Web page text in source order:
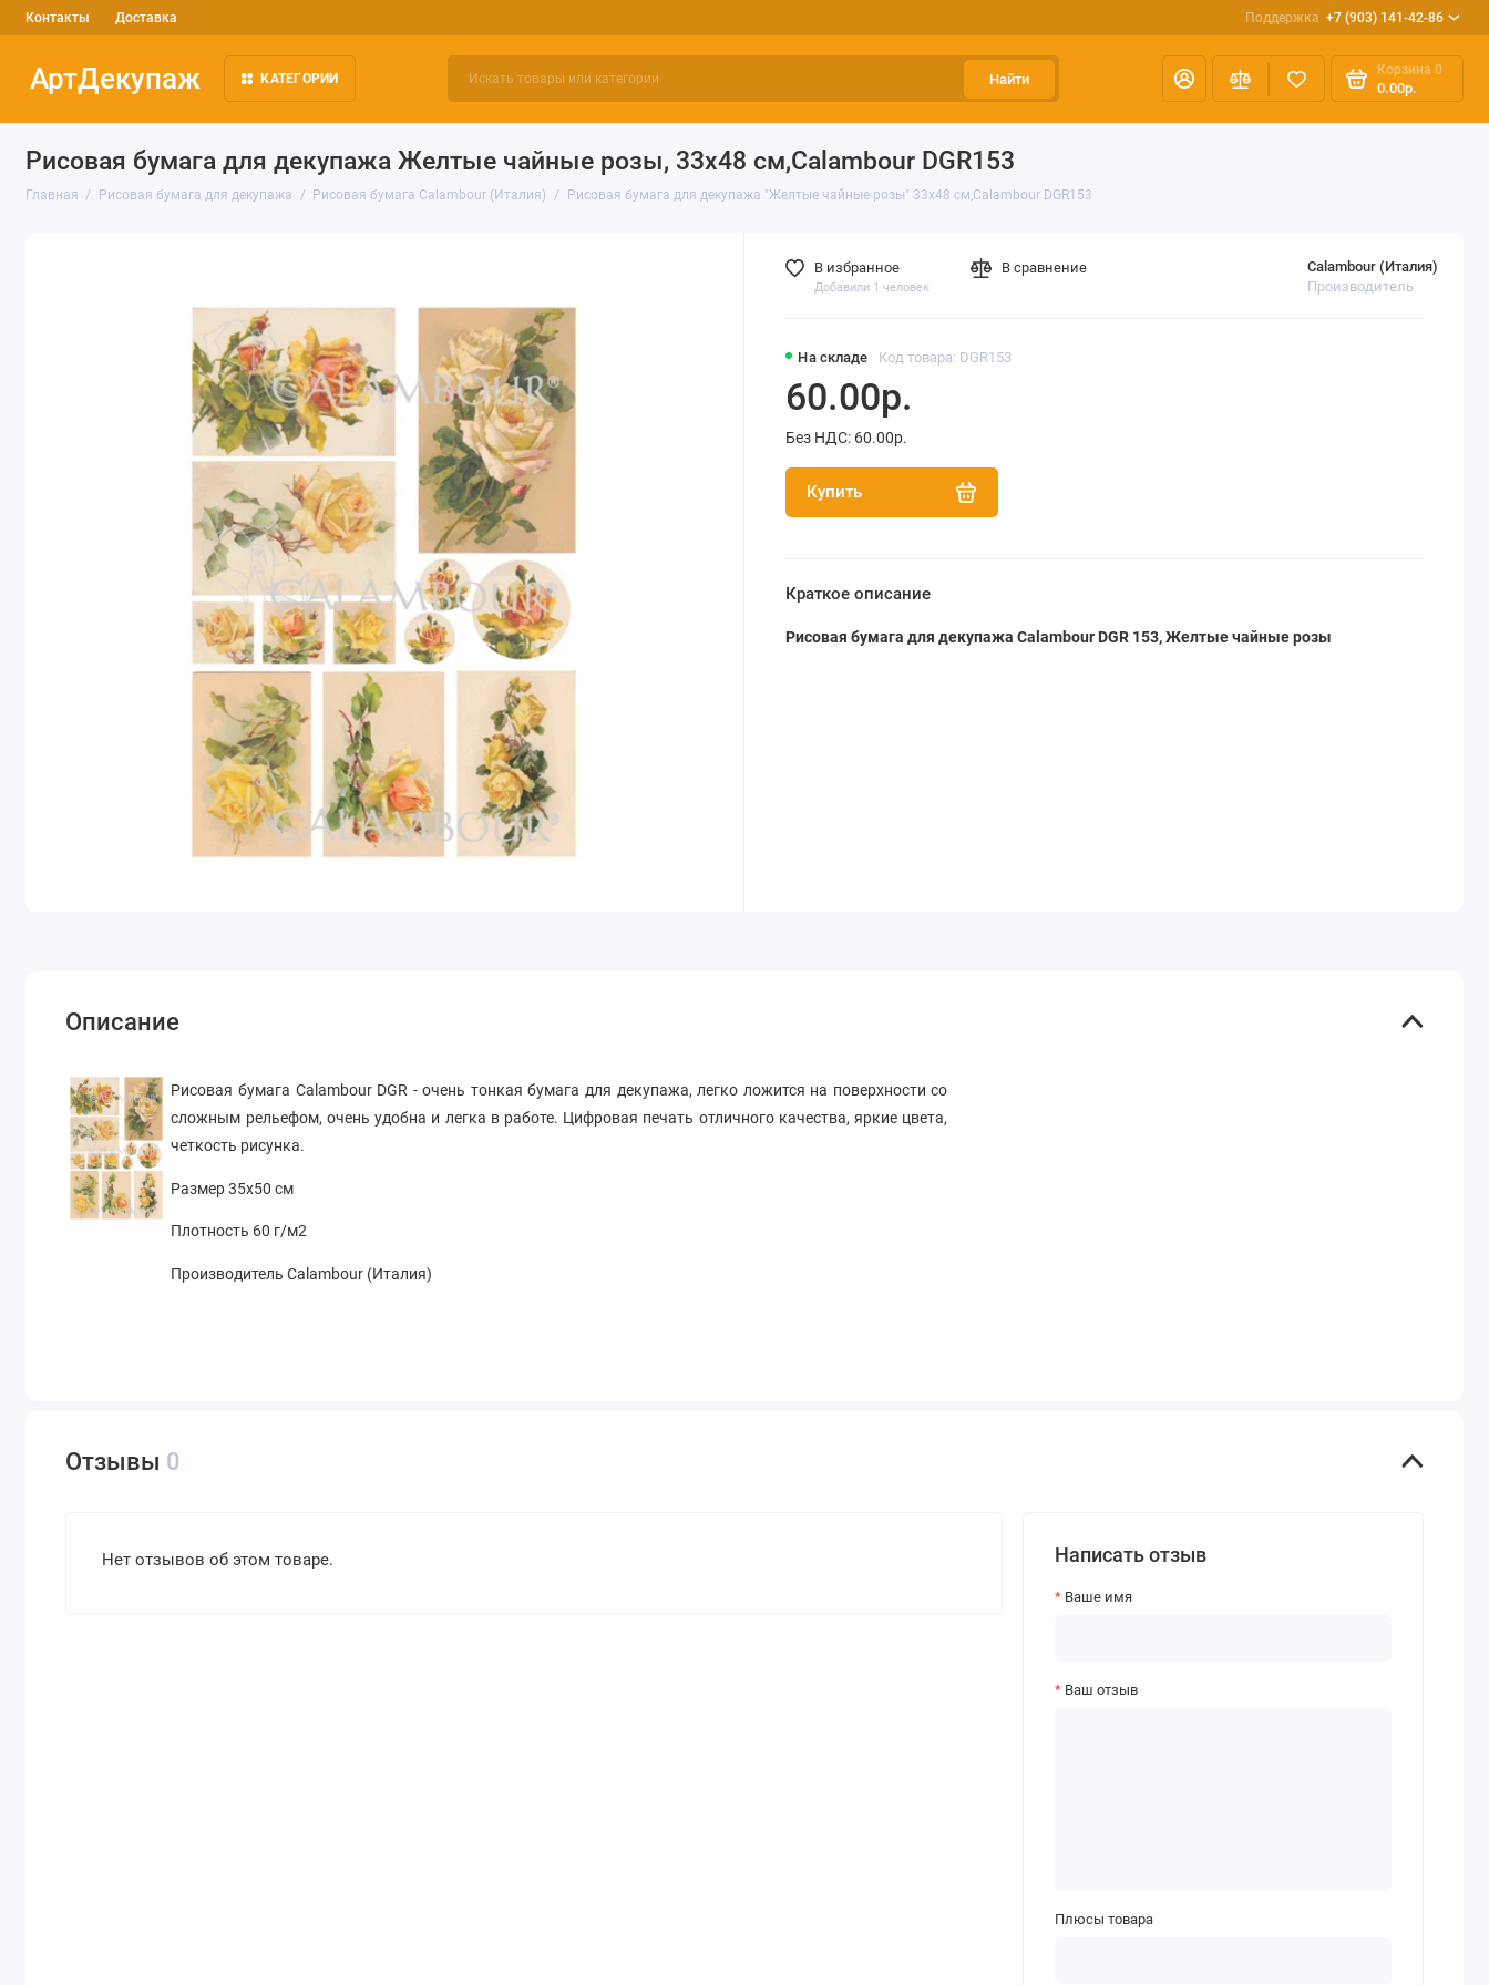
Контакты Доставка Поддержка +7 (903) 141-42-86
АртДекупаж КАТЕГОРИИ Найти
Корзина 0
0.00р.
Рисовая бумага для декупажа Желтые чайные розы, 33х48 см,Calambour DGR153
Главная Рисовая бумага для декупажа Рисовая бумага Calambour (Италия) Рисовая бумага для декупажа "Желтые чайные розы" 33х48 см,Calambour DGR153
На складе Код товара: DGR153
Calambour (Италия)
Производитель
60.00р.
Без НДС: 60.00р.
Купить
В избранное
Добавили 1 человек
В сравнение
Краткое описание
Рисовая бумага для декупажа Calambour DGR 153, Желтые чайные розы
Описание
Рисовая бумага Calambour DGR - очень тонкая бумага для декупажа, легко ложится на поверхности со
сложным рельефом, очень удобна и легка в работе. Цифровая печать отличного качества, яркие цвета,
четкость рисунка.
Размер 35х50 см
Плотность 60 г/м2
Производитель Calambour (Италия)
Отзывы 0
Нет отзывов об этом товаре. Написать отзыв
Ваше имя
Ваш отзыв
Плюсы товара